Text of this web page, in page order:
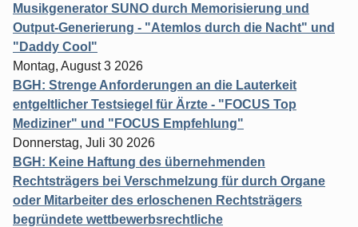
Musikgenerator SUNO durch Memorisierung und
Output-Generierung - "Atemlos durch die Nacht" und
"Daddy Cool"
Montag, August 3 2026
BGH: Strenge Anforderungen an die Lauterkeit
entgeltlicher Testsiegel für Ärzte - "FOCUS Top
Mediziner" und "FOCUS Empfehlung"
Donnerstag, Juli 30 2026
BGH: Keine Haftung des übernehmenden
Rechtsträgers bei Verschmelzung für durch Organe
oder Mitarbeiter des erloschenen Rechtsträgers
begründete wettbewerbsrechtliche